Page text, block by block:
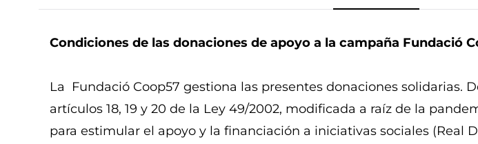
Condiciones de las donaciones de apoyo a la campaña Fundació
La Fundació Coop57 gestiona las presentes donaciones solidarias.
artículos 18, 19 y 20 de la Ley 49/2002, modificada a raíz de la
para estimular el apoyo y la financiación a iniciativas sociales (Real